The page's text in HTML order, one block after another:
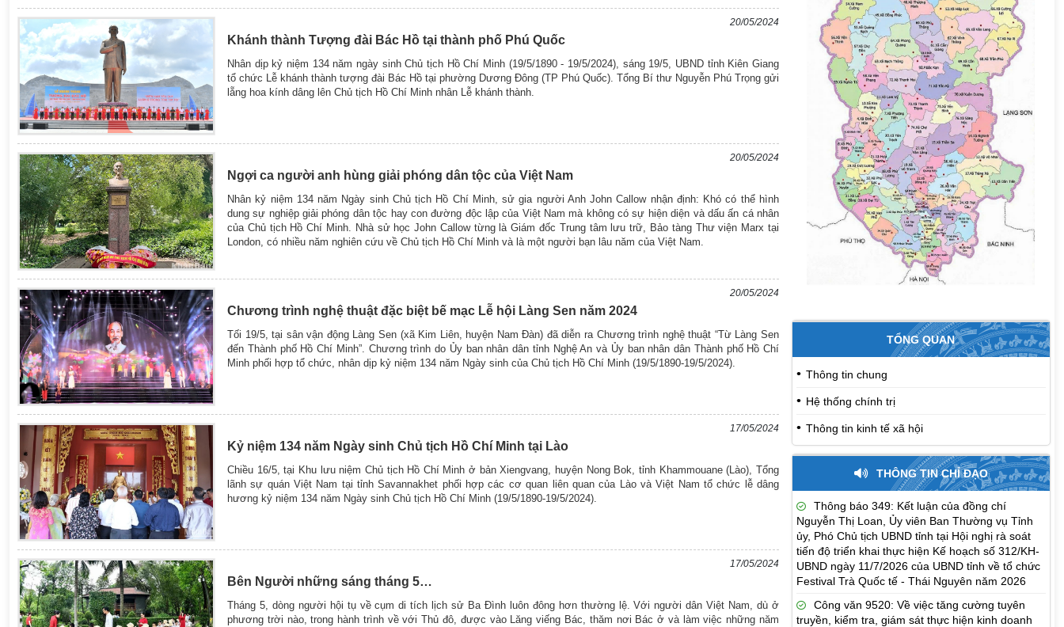
20/05/2024
Khánh thành Tượng đài Bác Hồ tại thành phố Phú Quốc
Nhân dịp kỷ niệm 134 năm ngày sinh Chủ tịch Hồ Chí Minh (19/5/1890 - 19/5/2024), sáng 19/5, UBND tỉnh Kiên Giang
tổ chức Lễ khánh thành tượng đài Bác Hồ tại phường Dương Đông (TP Phú Quốc). Tổng Bí thư Nguyễn Phú Trọng gửi
lẵng hoa kính dâng lên Chủ tịch Hồ Chí Minh nhân Lễ khánh thành.
20/05/2024
Ngợi ca người anh hùng giải phóng dân tộc của Việt Nam
Nhân kỷ niệm 134 năm Ngày sinh Chủ tịch Hồ Chí Minh, sử gia người Anh John Callow nhận định: Khó có thể hình
dung sự nghiệp giải phóng dân tộc hay con đường độc lập của Việt Nam mà không có sự hiện diện và dấu ấn cá nhân
của Chủ tịch Hồ Chí Minh. Nhà sử học John Callow từng là Giám đốc Trung tâm lưu trữ, Bảo tàng Thư viện Marx tại
London, có nhiều năm nghiên cứu về Chủ tịch Hồ Chí Minh và là một người bạn lâu năm của Việt Nam.
20/05/2024
Chương trình nghệ thuật đặc biệt bế mạc Lễ hội Làng Sen năm 2024
Tối 19/5, tại sân vận động Làng Sen (xã Kim Liên, huyện Nam Đàn) đã diễn ra Chương trình nghệ thuật “Từ Làng Sen
đến Thành phố Hồ Chí Minh”. Chương trình do Ủy ban nhân dân tỉnh Nghệ An và Ủy ban nhân dân Thành phố Hồ Chí
Minh phối hợp tổ chức, nhân dịp kỷ niệm 134 năm Ngày sinh của Chủ tịch Hồ Chí Minh (19/5/1890-19/5/2024).
17/05/2024
Kỷ niệm 134 năm Ngày sinh Chủ tịch Hồ Chí Minh tại Lào
Chiều 16/5, tại Khu lưu niệm Chủ tịch Hồ Chí Minh ở bản Xiengvang, huyện Nong Bok, tỉnh Khammouane (Lào), Tổng
lãnh sự quán Việt Nam tại tỉnh Savannakhet phối hợp các cơ quan liên quan của Lào và Việt Nam tổ chức lễ dâng
hương kỷ niệm 134 năm Ngày sinh Chủ tịch Hồ Chí Minh (19/5/1890-19/5/2024).
17/05/2024
Bên Người những sáng tháng 5…
Tháng 5, dòng người hội tụ về cụm di tích lịch sử Ba Đình luôn đông hơn thường lệ. Với người dân Việt Nam, dù ở
phương trời nào, trong hành trình về với Thủ đô, được vào Lăng viếng Bác, thăm nơi Bác ở và làm việc những năm
TỔNG QUAN
Thông tin chung
Hệ thống chính trị
Thông tin kinh tế xã hội
THÔNG TIN CHỈ ĐẠO
Thông báo 349: Kết luận của đồng chí
Nguyễn Thị Loan, Ủy viên Ban Thường vụ Tỉnh
ủy, Phó Chủ tịch UBND tỉnh tại Hội nghị rà soát
tiến độ triển khai thực hiện Kế hoạch số 312/KH-
UBND ngày 11/7/2026 của UBND tỉnh về tổ chức
Festival Trà Quốc tế - Thái Nguyên năm 2026
Công văn 9520: Về việc tăng cường tuyên
truyền, kiểm tra, giám sát thực hiện kinh doanh